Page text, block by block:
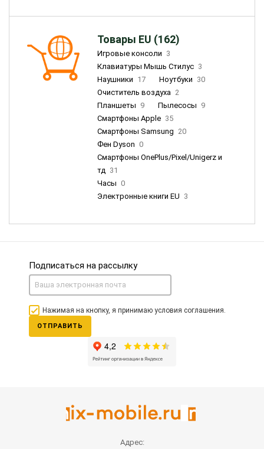
Товары EU (162)
Игровые консоли 3
Клавиатуры Мышь Стилус 3
Наушники 17 Ноутбуки 30
Очиститель воздуха 2
Планшеты 9 Пылесосы 9
Смартфоны Apple 35
Смартфоны Samsung 20
Фен Dyson 0
Смартфоны OnePlus/Pixel/Unigerz и
тд 31
Часы 0
Электронные книги EU 3
Подписаться на рассылку
Нажимая на кнопку, я принимаю условия соглашения.
ОТПРАВИТЬ
Адрес: